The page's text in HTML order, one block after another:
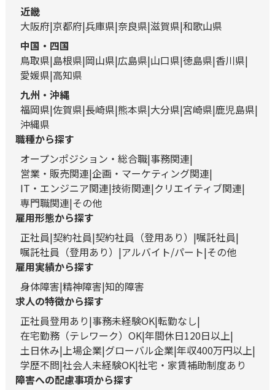
近畿
大阪府 京都府 兵庫県 奈良県 滋賀県 和歌山県
中国・四国
鳥取県 島根県 岡山県 広島県 山口県 徳島県 香川県
愛媛県 高知県
九州・沖縄
福岡県 佐賀県 長崎県 熊本県 大分県 宮崎県 鹿児島県
沖縄県
職種から探す
オープンポジション・総合職 事務関連
営業・販売関連 企画・マーケティング関連
IT・エンジニア関連 技術関連 クリエイティブ関連
専門職関連 その他
雇用形態から探す
正社員 契約社員 契約社員（登用あり）
嘱託社員
嘱託社員（登用あり）
アルバイト/パート その他
雇用実績から探す
身体障害 精神障害 知的障害
求人の特徴から探す
正社員登用あり 事務未経験OK 転勤なし
在宅勤務（テレワーク）OK 年間休日120日以上
土日休み 上場企業 グローバル企業 年収400万円以上
学歴不問 社会人未経験OK 社宅・家賃補助制度あり
障害への配慮事項から探す